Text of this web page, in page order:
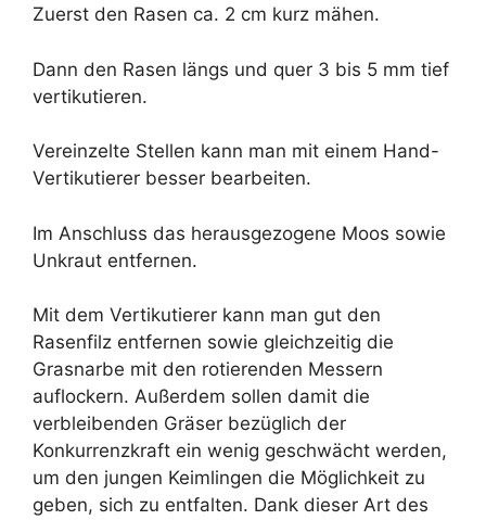
Zuerst den Rasen ca. 2 cm kurz mähen.
Dann den Rasen längs und quer 3 bis 5 mm tief
vertikutieren.
Vereinzelte Stellen kann man mit einem Hand-
Vertikutierer besser bearbeiten.
Im Anschluss das herausgezogene Moos sowie
Unkraut entfernen.
Mit dem Vertikutierer kann man gut den
Rasenfilz entfernen sowie gleichzeitig die
Grasnarbe mit den rotierenden Messern
auflockern. Außerdem sollen damit die
verbleibenden Gräser bezüglich der
Konkurrenzkraft ein wenig geschwächt werden,
um den jungen Keimlingen die Möglichkeit zu
geben, sich zu entfalten. Dank dieser Art des